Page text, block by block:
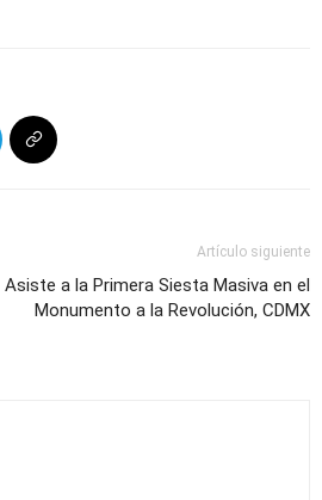
Artículo siguiente
Asiste a la Primera Siesta Masiva en el
Monumento a la Revolución, CDMX